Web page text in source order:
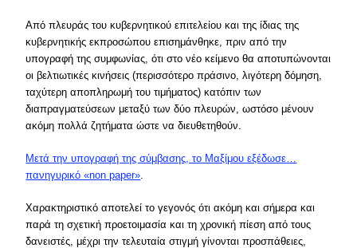
Από πλευράς του κυβερνητικού επιτελείου και της ίδιας της
κυβερνητικής εκπροσώπου επισημάνθηκε, πριν από την
υπογραφή της συμφωνίας, ότι στο νέο κείμενο θα αποτυπώνονται
οι βελτιωτικές κινήσεις (περισσότερο πράσινο, λιγότερη δόμηση,
ταχύτερη αποπληρωμή του τιμήματος) κατόπιν των
διαπραγματεύσεων μεταξύ των δύο πλευρών, ωστόσο μένουν
ακόμη πολλά ζητήματα ώστε να διευθετηθούν.
Μετά την υπογραφή της σύμβασης, το Μαξίμου εξέδωσε…
πανηγυρικό «non paper».
Χαρακτηριστικό αποτελεί το γεγονός ότι ακόμη και σήμερα και
παρά τη σχετική προετοιμασία και τη χρονική πίεση από τους
δανειστές, μέχρι την τελευταία στιγμή γίνονται προσπάθειες,